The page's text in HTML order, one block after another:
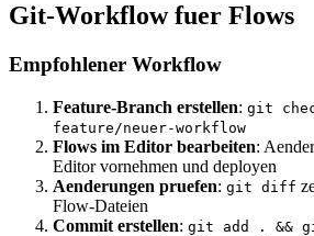
Git-Workflow fuer Flows
Empfohlener Workflow
Feature-Branch erstellen: git
feature/neuer-workflow
Flows im Editor bearbeiten:
Editor vornehmen und deployen
Aenderungen pruefen: git diff
Flow-Dateien
Commit erstellen: git add . &&